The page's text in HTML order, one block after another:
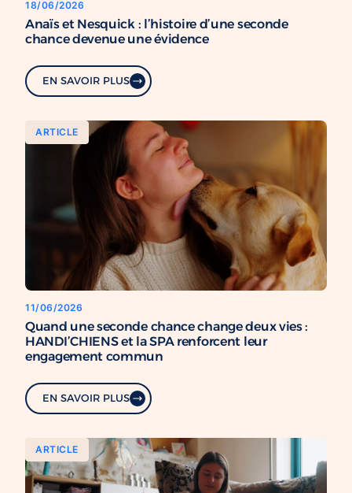
18/06/2026
Anaïs et Nesquick : l’histoire d’une seconde
chance devenue une évidence
EN SAVOIR PLUS
ARTICLE
11/06/2026
Quand une seconde chance change deux vies :
HANDI’CHIENS et la SPA renforcent leur
engagement commun
EN SAVOIR PLUS
ARTICLE